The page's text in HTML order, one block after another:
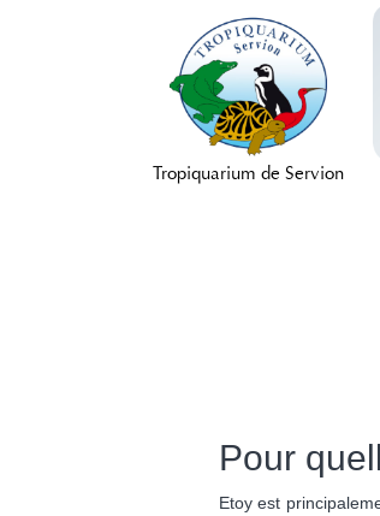
Tropiquarium de Servion
Pour
Etoy est